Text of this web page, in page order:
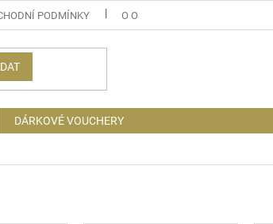
PODMÍNKY O OSOBNÍCH ÚDAJÍCH
DÁRKOVÉ VOUCHERY